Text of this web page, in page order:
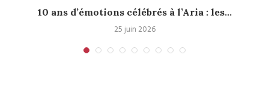
10 ans d’émotions célébrés à l’Aria : les...
25 juin 2026